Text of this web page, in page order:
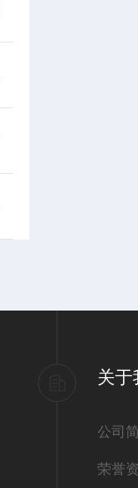
关于
公司
荣誉